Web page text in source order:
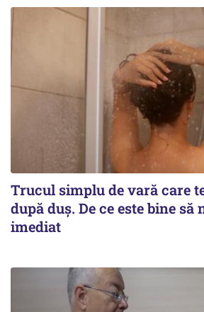
Trucul simplu de vară care
după duș. De ce este bine să
imediat